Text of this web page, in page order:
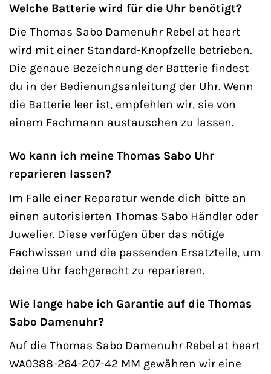
Welche Batterie wird für die Uhr benötigt?
Die Thomas Sabo Damenuhr Rebel at heart
wird mit einer Standard-Knopfzelle betrieben.
Die genaue Bezeichnung der Batterie findest
du in der Bedienungsanleitung der Uhr. Wenn
die Batterie leer ist, empfehlen wir, sie von
einem Fachmann austauschen zu lassen.
Wo kann ich meine Thomas Sabo Uhr
reparieren lassen?
Im Falle einer Reparatur wende dich bitte an
einen autorisierten Thomas Sabo Händler oder
Juwelier. Diese verfügen über das nötige
Fachwissen und die passenden Ersatzteile, um
deine Uhr fachgerecht zu reparieren.
Wie lange habe ich Garantie auf die Thomas
Sabo Damenuhr?
Auf die Thomas Sabo Damenuhr Rebel at heart
WA0388-264-207-42 MM gewähren wir eine